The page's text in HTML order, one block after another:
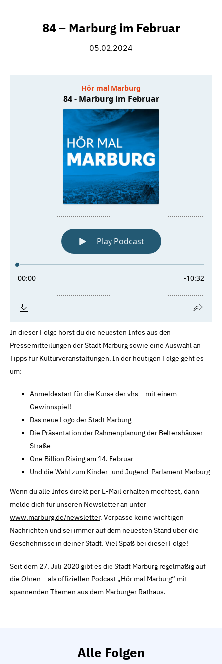
84 – Marburg im Februar
05.02.2024
In dieser Folge hörst du die neuesten Infos aus den
Pressemitteilungen der Stadt Marburg sowie eine Auswahl an
Tipps für Kulturveranstaltungen. In der heutigen Folge geht es
um:
Anmeldestart für die Kurse der vhs – mit einem
Gewinnspiel!
Das neue Logo der Stadt Marburg
Die Präsentation der Rahmenplanung der Beltershäuser
Straße
One Billion Rising am 14. Februar
Und die Wahl zum Kinder- und Jugend-Parlament Marburg
Wenn du alle Infos direkt per E-Mail erhalten möchtest, dann
melde dich für unseren Newsletter an unter
www.marburg.de/newsletter. Verpasse keine wichtigen
Nachrichten und sei immer auf dem neuesten Stand über die
Geschehnisse in deiner Stadt. Viel Spaß bei dieser Folge!
Seit dem 27. Juli 2020 gibt es die Stadt Marburg regelmäßig auf
die Ohren – als offiziellen Podcast „Hör mal Marburg“ mit
spannenden Themen aus dem Marburger Rathaus.
Alle Folgen